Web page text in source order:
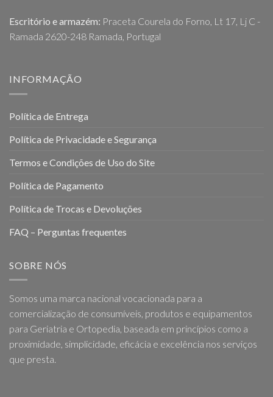
Escritório e armazém: Praceta Courela do Forno, Lt 17, Lj C -
Ramada 2620-248 Ramada, Portugal
INFORMAÇÃO
Política de Entrega
Política de Privacidade e Segurança
Termos e Condições de Uso do Site
Política de Pagamento
Política de Trocas e Devoluções
FAQ – Perguntas frequentes
SOBRE NÓS
Somos uma marca nacional vocacionada para a
comercialização de consumíveis, produtos e equipamentos
para Geriatria e Ortopedia, baseada em princípios como a
proximidade, simplicidade, eficácia e excelência nos serviços
que presta.